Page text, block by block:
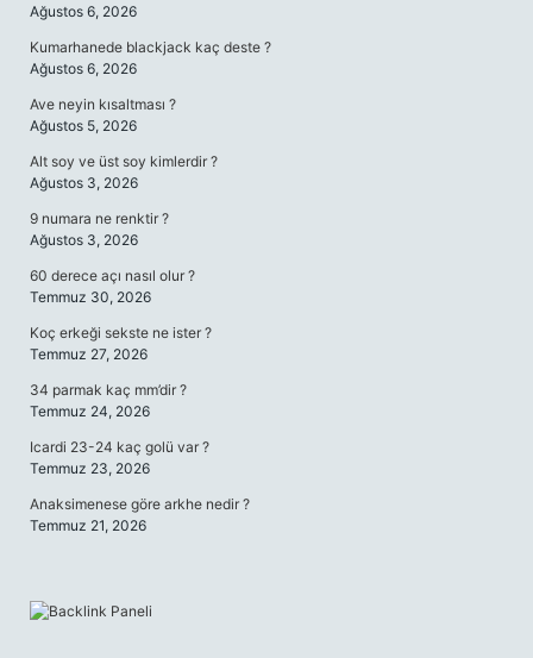
Ağustos 6, 2026
Kumarhanede blackjack kaç deste ?
Ağustos 6, 2026
Ave neyin kısaltması ?
Ağustos 5, 2026
Alt soy ve üst soy kimlerdir ?
Ağustos 3, 2026
9 numara ne renktir ?
Ağustos 3, 2026
60 derece açı nasıl olur ?
Temmuz 30, 2026
Koç erkeği sekste ne ister ?
Temmuz 27, 2026
34 parmak kaç mm’dir ?
Temmuz 24, 2026
Icardi 23-24 kaç golü var ?
Temmuz 23, 2026
Anaksimenese göre arkhe nedir ?
Temmuz 21, 2026